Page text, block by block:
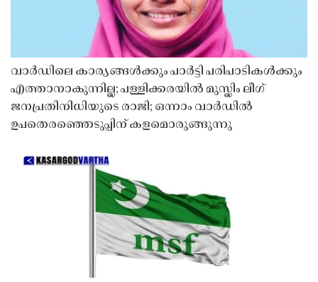
വാർഡിലെ കാര്യങ്ങൾക്കും പാർട്ടി പരിപാടികൾക്കും
എത്താനാകുന്നില്ല; പള്ളിക്കരയിൽ മുസ്ലിം ലീഗ്
ജനപ്രതിനിധിയുടെ രാജി; ഒന്നാം വാർഡിൽ
ഉപതെരഞ്ഞെടുപ്പിന് കളമൊരുങ്ങുന്നു